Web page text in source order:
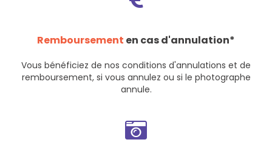
Remboursement en cas d'annulation*
Vous bénéficiez de nos conditions d'annulations et de
remboursement, si vous annulez ou si le photographe
annule.